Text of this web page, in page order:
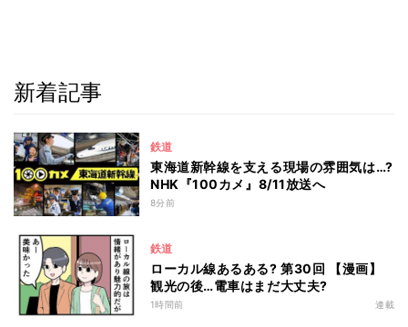
新着記事
鉄道
東海道新幹線を支える現場の雰囲気は…?
NHK『100カメ』8/11放送へ
8分前
鉄道
ローカル線あるある? 第30回 【漫画】
観光の後…電車はまだ大丈夫?
1時間前 連載